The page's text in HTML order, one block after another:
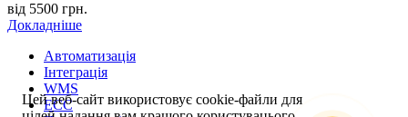
від 5500 грн.
Докладніше
Автоматизація
Інтеграція
WMS
ECC
Цей веб-сайт використовує cookie-файли для